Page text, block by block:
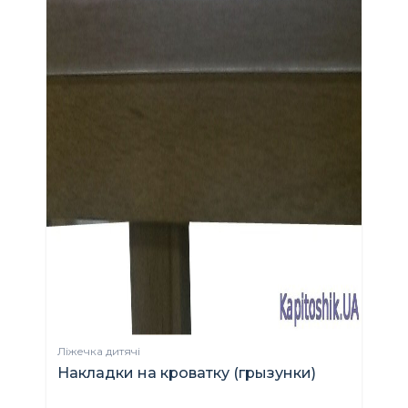
Ліжечка дитячі
Накладки на кроватку (грызунки)